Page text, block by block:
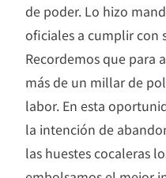
de poder. Lo hizo
oficiales a cumplir con
Recordemos que para
más de un millar de
labor. En esta
la intención de
las huestes cocaleras